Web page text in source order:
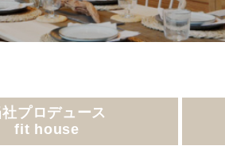
社プロデュース
fit house